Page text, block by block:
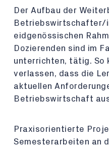
Der Aufbau der
Betriebswirtschafter/
eidgenössischen
Dozierenden sind im
unterrichten, tätig. So
verlassen, dass die
aktuellen
Betriebswirtschaft
Praxisorientierte
Semesterarbeiten an